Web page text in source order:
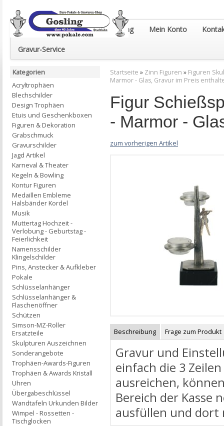
Euro-Pokale & Gravur-Shop Gosling Mein Konto
Gravur-Service
Startseite » Zinn Figuren » Figuren
Marmor - Glas, Gravur im Preis
Figur
- Marmor -
zum vorherigen Artikel
Beschreibung Frage zum Produkt
Gravur und
einfach die 3
ausreichen,
Bereich der Kasse
ausfüllen und dort
Kategorien
Acryltrophäen
Blechschilder
Design Trophäen
Etuis und Geschenkboxen
Figuren & Dekoration
Grabschmuck
Gravurschilder
Jagd Artikel
Karneval & Theater
Kegeln & Bowling
Kontur Figuren
Medaillen Embleme
Halsbänder Kordel
Musik
Muttertag Hochzeit -
Verlobung - Geburtstag -
Feierlichkeit
Namensschilder
Klingelschilder
Pins, Anstecker & Aufkleber
Pokale
Schlüsselanhänger
Schlüsselanhänger &
Flaschenöffner
Schützen
Simson-MZ-Roller
Ersatzteile
Skulpturen Auszeichnen
Sonderangebote
Trophäen-Awards-Figuren
Trophäen & Awards Kristall
Uhren
Übergabeschlüssel
Wandtafeln Urkunden Bilder
Wimpel - Rossetten -
Tischglocken